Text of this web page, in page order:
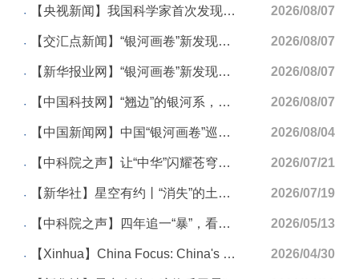
【央视新闻】我国科学家首次发现银河系外围气体盘呈现波纹状褶皱结构 2026/08/07
【交汇点新闻】“银河画卷”新发现！银河系外盘藏大面积“波纹褶皱” 2026/08/07
【新华报业网】“银河画卷”新发现！银河系外盘藏大面积“波纹褶皱” 2026/08/07
【中国科技网】“翘边”的银河系，居然还“起皱”？ 2026/08/07
【中国新闻网】中国“银河画卷”巡天证实星际分子云是超高能宇宙射线诞生的关键载体 2026/08/04
【中科院之声】让“中华”闪耀苍穹丨科技史 2026/07/21
【新华社】星空有约丨“消失”的土星环“重现江湖”了 2026/07/19
【中科院之声】四年追一“暴”，看中国天眼怎么打“团战” | 基础研究零距离 2026/05/13
【Xinhua】China Focus: China's scientific satellite sheds new light on cosmic rays 2026/04/30